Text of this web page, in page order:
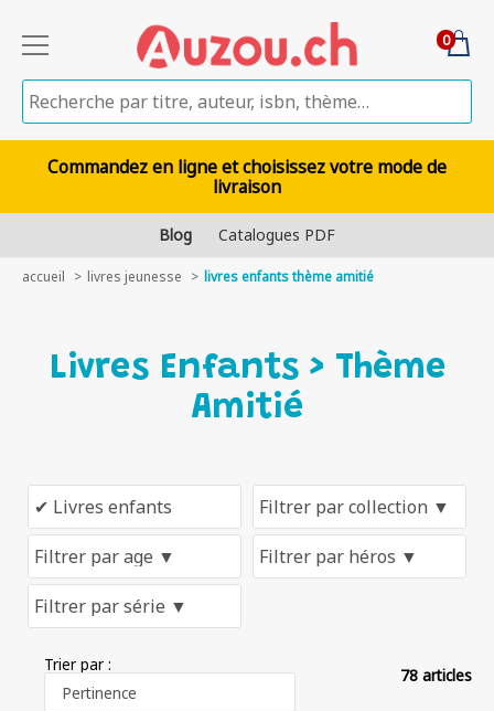
0
Commandez en ligne et choisissez votre mode de
livraison
Blog Catalogues PDF
accueil livres jeunesse livres enfants thème amitié
Livres Enfants > Thème
Amitié
Trier par :
78 articles